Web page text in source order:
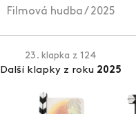
Filmová hudba / 2025
23. klapka z 124
Další klapky z roku 2025